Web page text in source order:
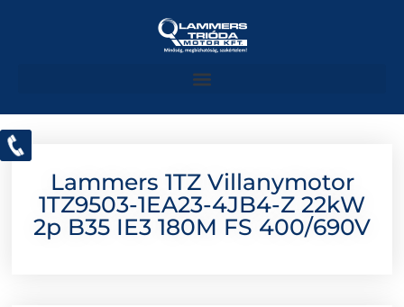
Lammers 1TZ Villanymotor
1TZ9503-1EA23-4JB4-Z 22kW
2p B35 IE3 180M FS 400/690V